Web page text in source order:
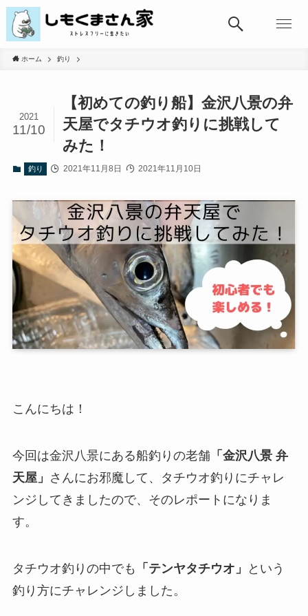
ホーム 釣り
【初めての釣り船】金沢八景の弁
天屋でタチウオ釣りに挑戦して
みた！
2021
11/10
釣り 2021年11月8日 2021年11月10日
こんにちは！
今回は金沢八景にある船釣りの老舗 「金沢八景 弁
天屋」 さんにお邪魔して、タチウオ釣りにチャレ
ンジしてきましたので、そのレポートになりま
す。
タチウオ釣りの中でも 「テンヤタチウオ」
という
釣り方にチャレンジしました。